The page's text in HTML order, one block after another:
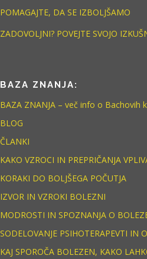
POMAGAJTE, DA SE IZBOLJŠAMO
ZADOVOLJNI? POVEJTE SVOJO
BAZA ZNANJA:
BAZA ZNANJA – več info o Bachovih
BLOG
ČLANKI
KAKO VZROCI IN PREPRIČANJA
KORAKI DO BOLJŠEGA POČUTJA
IZVOR IN VZROKI BOLEZNI
MODROSTI IN SPOZNANJA O
SODELOVANJE PSIHOTERAPEVTI IN
KAJ SPOROČA BOLEZEN, KAKO